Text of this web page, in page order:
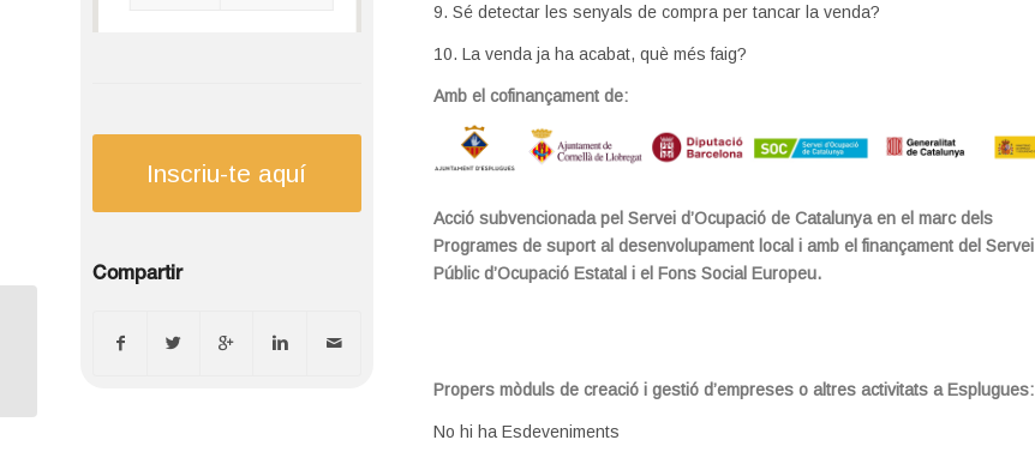
Inscriu-te aquí
Compartir
9. Sé detectar les senyals de compra per tancar la venda?
10. La venda ja ha acabat, què més faig?
Amb el cofinançament de:
Acció subvencionada pel Servei d’Ocupació de Catalunya en el marc dels
Programes de suport al desenvolupament local i amb el finançament del Servei
Públic d’Ocupació Estatal i el Fons Social Europeu.
Propers mòduls de creació i gestió d’empreses o altres activitats a Esplugues:
No hi ha Esdeveniments
Millorar la gestió per reduir